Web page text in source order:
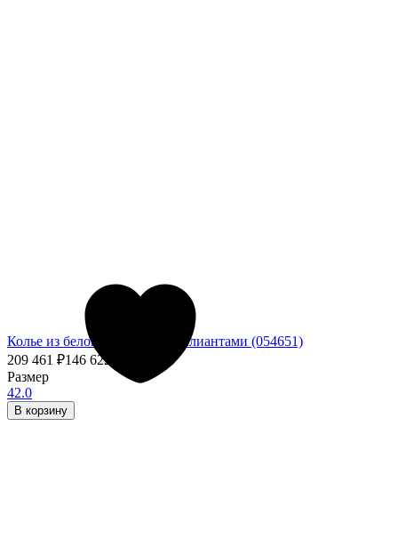
Колье из белого золота с бриллиантами (054651)
209 461 ₽146 622,70
- 30%
Размер
42.0
В корзину